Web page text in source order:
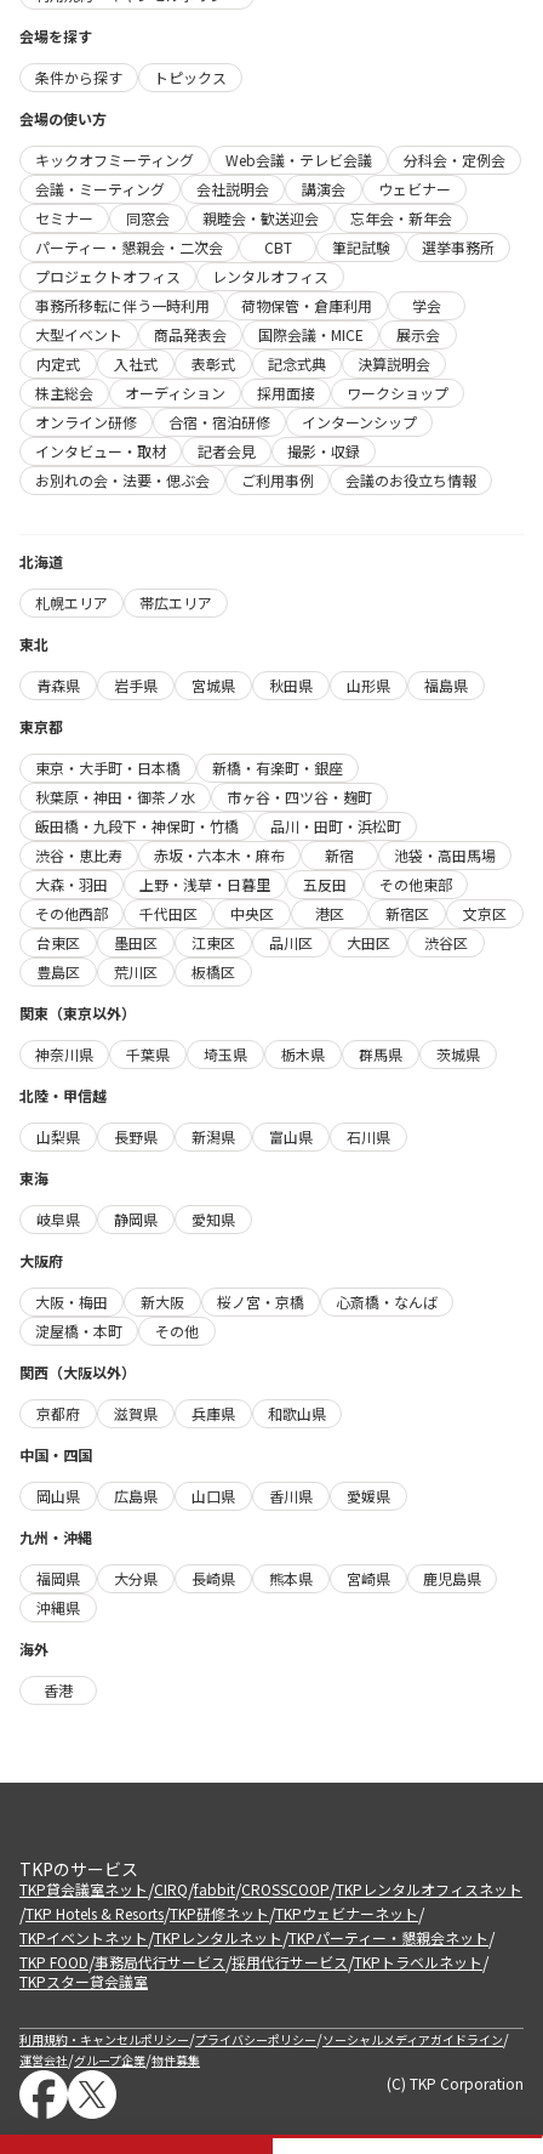
会場を探す
条件から探す
トピックス
会場の使い方
キックオフミーティング
Web会議・テレビ会議
分科会・定例会
会議・ミーティング
会社説明会 講演会
ウェビナー
セミナー
同窓会 親睦会・歓送迎会
忘年会・新年会
パーティー・懇親会・二次会
CBT 筆記試験
選挙事務所
プロジェクトオフィス
レンタルオフィス
事務所移転に伴う一時利用
荷物保管・倉庫利用
学会
大型イベント
商品発表会 国際会議・MICE
展示会
内定式
入社式 表彰式 記念式典
決算説明会
株主総会
オーディション 採用面接
ワークショップ
オンライン研修
合宿・宿泊研修
インターンシップ
インタビュー・取材
記者会見
撮影・収録
お別れの会・法要・偲ぶ会
ご利用事例 会議のお役立ち情報
北海道
札幌エリア
帯広エリア
東北
青森県
岩手県 宮城県 秋田県 山形県
福島県
東京都
東京・大手町・日本橋
新橋・有楽町・銀座
秋葉原・神田・御茶ノ水
市ヶ谷・四ツ谷・麹町
飯田橋・九段下・神保町・竹橋
品川・田町・浜松町
渋谷・恵比寿
赤坂・六本木・麻布 新宿
池袋・高田馬場
大森・羽田
上野・浅草・日暮里 五反田
その他東部
その他西部
千代田区 中央区 港区 新宿区
文京区
台東区
墨田区 江東区 品川区 大田区
渋谷区
豊島区
荒川区
板橋区
関東（東京以外）
神奈川県
千葉県 埼玉県 栃木県 群馬県
茨城県
北陸・甲信越
山梨県
長野県 新潟県 富山県
石川県
東海
岐阜県
静岡県
愛知県
大阪府
大阪・梅田
新大阪 桜ノ宮・京橋
心斎橋・なんば
淀屋橋・本町
その他
関西（大阪以外）
京都府
滋賀県 兵庫県
和歌山県
中国・四国
岡山県
広島県 山口県 香川県
愛媛県
九州・沖縄
福岡県
大分県 長崎県 熊本県 宮崎県
鹿児島県
沖縄県
海外
香港
TKPのサービス
TKP貸会議室ネット/CIRQ/fabbit/CROSSCOOP/TKPレンタルオフィスネット
/TKP Hotels & Resorts/TKP研修ネット/TKPウェビナーネット/
TKPイベントネット/TKPレンタルネット/TKPパーティー・懇親会ネット/
TKP FOOD/事務局代行サービス/採用代行サービス/TKPトラベルネット/
TKPスター貸会議室
利用規約・キャンセルポリシー/プライバシーポリシー/ソーシャルメディアガイドライン/
運営会社/グループ企業/物件募集
(C) TKP Corporation